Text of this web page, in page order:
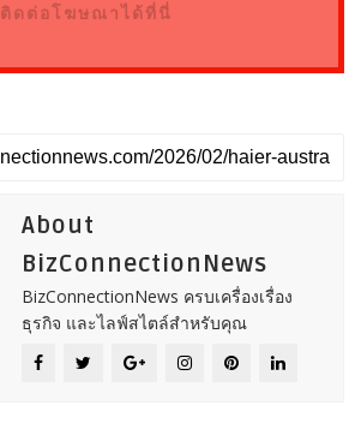
ติดต่อโฆษณาได้ที่นี่
About
BizConnectionNews
BizConnectionNews ครบเครื่องเรื่อง
ธุรกิจ และไลฟ์สไตล์สำหรับคุณ